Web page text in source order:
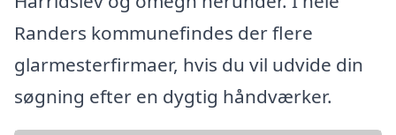
Randers kommunefindes der flere
glarmesterfirmaer, hvis du vil udvide din
søgning efter en dygtig håndværker.